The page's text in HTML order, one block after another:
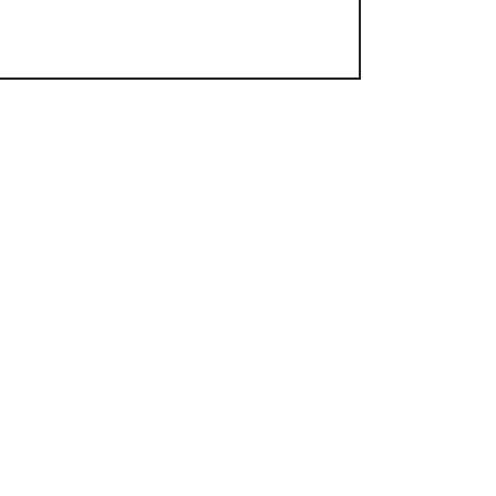
Diskussion mit den Verantwortlichen